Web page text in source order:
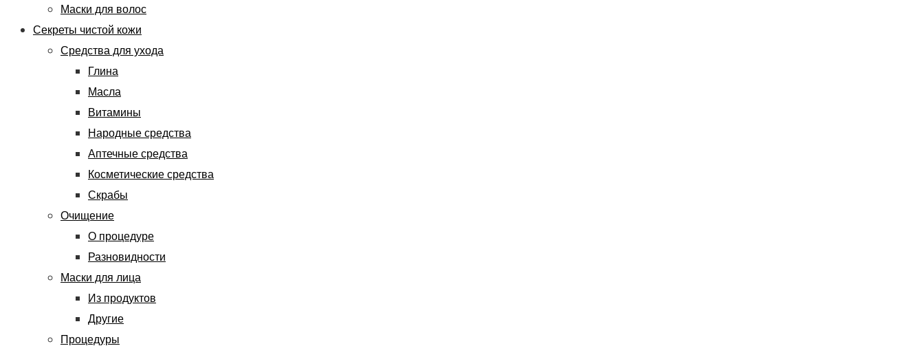
Маски для волос
Секреты чистой кожи
Средства для ухода
Глина
Масла
Витамины
Народные средства
Аптечные средства
Косметические средства
Скрабы
Очищение
О процедуре
Разновидности
Маски для лица
Из продуктов
Другие
Процедуры